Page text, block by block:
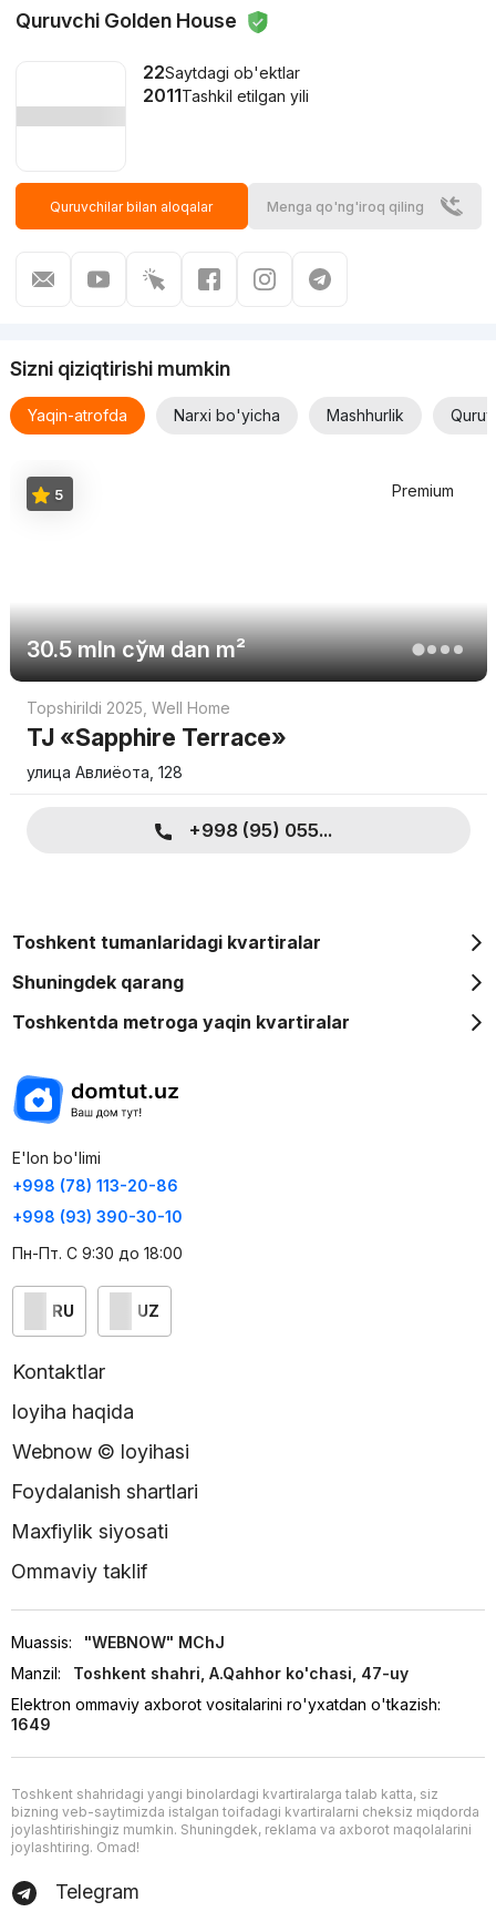
Quruvchi Golden House
22Saytdagi ob'ektlar
2011Tashkil etilgan yili
Quruvchilar bilan aloqalar Menga qo'ng'iroq qiling
Sizni qiziqtirishi mumkin
Yaqin-atrofda Narxi bo'yicha Mashhurlik
Premium
30.5 mln сўмdan m²
5
Topshirildi 2025 Well Home
TJ «Sapphire Terrace»
улица Авлиёота, 128
+998 (95) 055...
Toshkent tumanlaridagi kvartiralar
Shuningdek qarang
Toshkentda metroga yaqin kvartiralar
E'lon bo'limi
+998 (78) 113-20-86
+998 (93) 390-30-10
Пн-Пт. С 9:30 до 18:00
RU UZ
Kontaktlar
loyiha haqida
Webnow © loyihasi
Foydalanish shartlari
Maxfiylik siyosati
Ommaviy taklif
Muassis:
"WEBNOW" MChJ
Manzil:
Toshkent shahri, A.Qahhor ko'chasi, 47-uy
Elektron ommaviy axborot vositalarini ro'yxatdan o'tkazish:
1649
Toshkent shahridagi yangi binolardagi kvartiralarga talab katta, siz
bizning veb-saytimizda istalgan toifadagi kvartiralarni cheksiz miqdorda
joylashtirishingiz mumkin. Shuningdek, reklama va axborot maqolalarini
joylashtiring. Omad!
Telegram